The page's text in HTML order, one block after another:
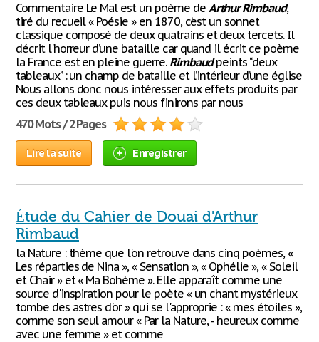
Commentaire Le Mal est un poème de Arthur Rimbaud,
tiré du recueil « Poésie » en 1870, c’est un sonnet
classique composé de deux quatrains et deux tercets. Il
décrit l'horreur d’une bataille car quand il écrit ce poème
la France est en pleine guerre. Rimbaudpeints ‘‘deux
tableaux’’ : un champ de bataille et l’intérieur d’une église.
Nous allons donc nous intéresser aux effets produits par
ces deux tableaux puis nous finirons par nous
470 Mots / 2 Pages
Lire la suite Enregistrer
Étude du Cahier de Douai d'Arthur
Rimbaud
la Nature : thème que l'on retrouve dans cinq poèmes, «
Les réparties de Nina », « Sensation », « Ophélie », « Soleil
et Chair » et « Ma Bohème ». Elle apparaît comme une
source d'inspiration pour le poète « un chant mystérieux
tombe des astres d'or » qui se l'approprie : « mes étoiles »,
comme son seul amour « Par la Nature, - heureux comme
avec une femme » et comme